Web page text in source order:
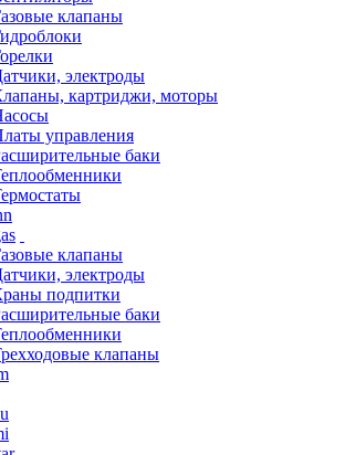
клапаны
электроды
картриджи, моторы
управления
баки
клапаны
электроды
подпитки
баки
клапаны